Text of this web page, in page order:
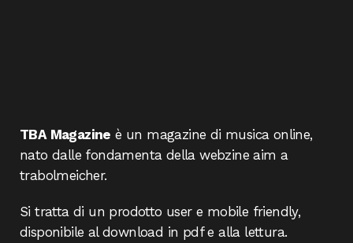
TBA Magazine è un magazine di musica online,
nato dalle fondamenta della webzine aim a
trabolmeicher.
Si tratta di un prodotto user e mobile friendly,
disponibile al download in pdf e alla lettura.